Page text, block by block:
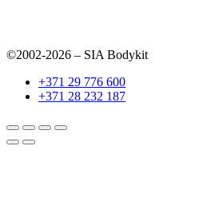
©2002-2026 – SIA Bodykit
+371 29 776 600
+371 28 232 187